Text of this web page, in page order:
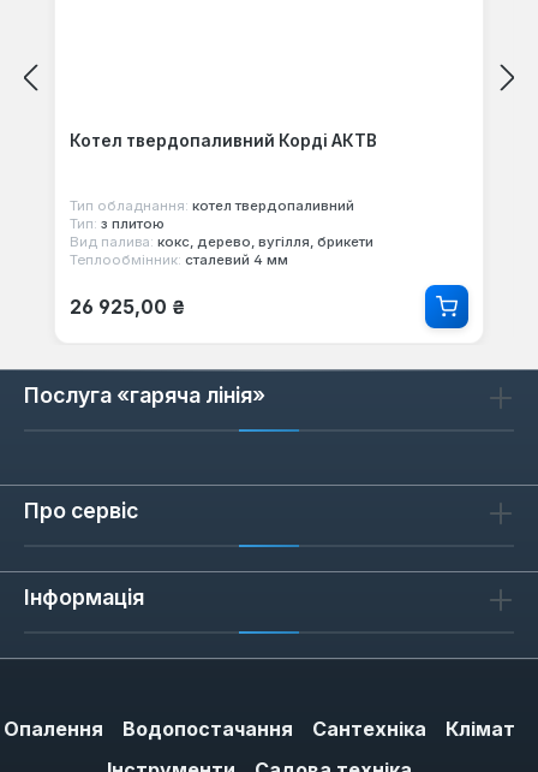
Котел твердопаливний Корді АКТВ
Тип обладнання: котел твердопаливний
Тип: з плитою
Вид палива: кокс, дерево, вугілля, брикети
Теплообмінник: сталевий 4 мм
Звичайна ціна:
26 925,00 ₴
Послуга «гаряча лінія»
Про сервіс
Інформація
Опалення Водопостачання Сантехніка
Клімат